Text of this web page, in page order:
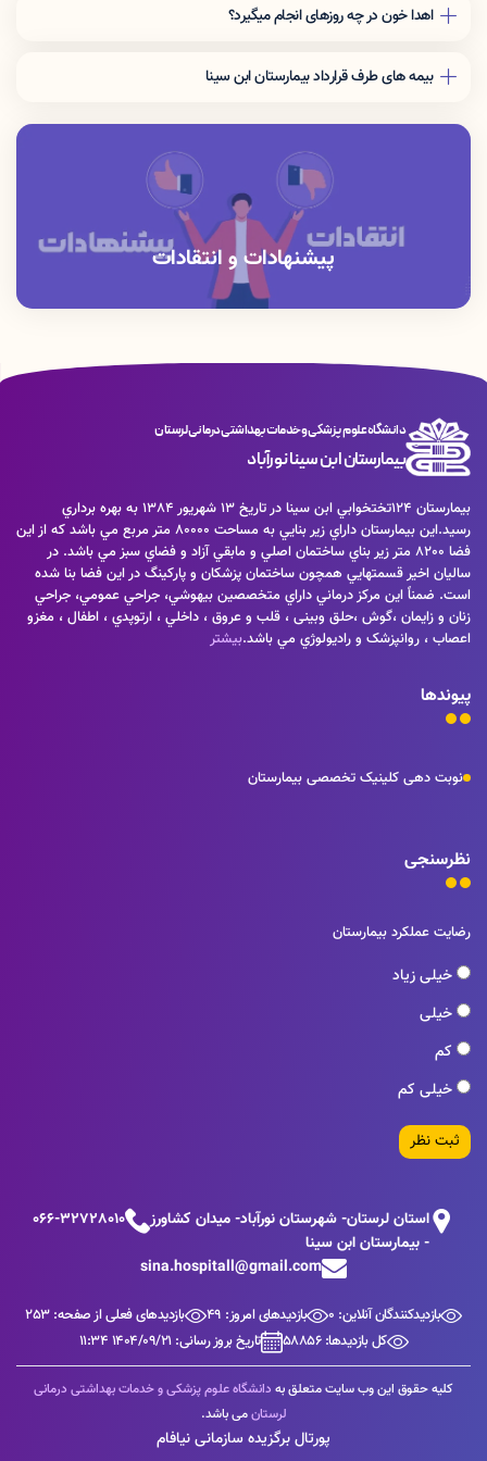
اهدا خون در چه روزهای انجام میگیرد؟
بیمه های طرف قرارداد بیمارستان ابن سینا
مسلح
پیشنهادات و انتقادات
دانشگاه علوم پزشکی و خدمات بهداشتی درمانی لرستان
بیمارستان ابن سینا نورآباد
بيمارستان 124تختخوابي ابن سينا در تاريخ 13 شهريور 1384 به بهره برداري
رسيد.اين بيمارستان داراي زير بنايي به مساحت 80000 متر مربع مي باشد كه از اين
فضا 8200 متر زير بناي ساختمان اصلي و مابقي آزاد و فضاي سبز مي باشد. در
ساليان اخير قسمتهايي همچون ساختمان پزشكان و پاركينگ در اين فضا بنا شده
است. ضمناً اين مركز درماني داراي متخصصين بيهوشي، جراحي عمومي، جراحي
زنان و زايمان ،گوش ،حلق وبینی ، قلب و عروق ، داخلي ، ارتوپدي ، اطفال ، مغزو
اعصاب ، روانپزشک و راديولوژي مي باشد.بیشتر
پیوندها
نوبت دهی کلینیک تخصصی بیمارستان
نظرسنجی
رضایت عملکرد بیمارستان
خیلی زیاد
خیلی
کم
خیلی کم
ثبت نظر
استان لرستان- شهرستان نورآباد- میدان کشاورز
- بیمارستان ابن سینا
066-32728010
sina.hospitall@gmail.com
بازدیدکنندگان آنلاین: 0 بازدیدهای امروز: 49
بازدیدهای فعلی از صفحه: 253
کل بازدیدها: 58856
تاریخ بروز رسانی: 1404/09/21 11:34
کلیه حقوق این وب سایت متعلق به دانشگاه علوم پزشکی و خدمات بهداشتی درمانی
لرستانمی باشد.
پورتال برگزیده سازمانی نیافام